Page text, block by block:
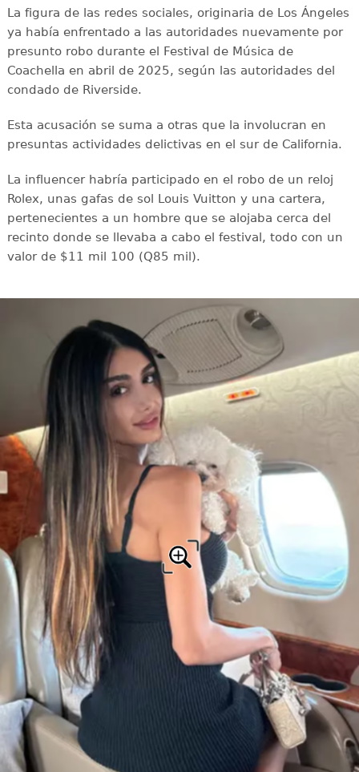
La figura de las redes sociales, originaria de Los Ángeles
ya había enfrentado a las autoridades nuevamente por
presunto robo durante el Festival de Música de
Coachella en abril de 2025, según las autoridades del
condado de Riverside.
Esta acusación se suma a otras que la involucran en
presuntas actividades delictivas en el sur de California.
La influencer habría participado en el robo de un reloj
Rolex, unas gafas de sol Louis Vuitton y una cartera,
pertenecientes a un hombre que se alojaba cerca del
recinto donde se llevaba a cabo el festival, todo con un
valor de $11 mil 100 (Q85 mil).